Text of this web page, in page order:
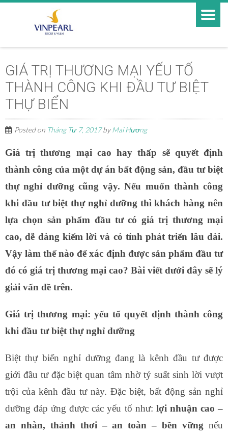
GIÁ TRỊ THƯƠNG MẠI YẾU TỐ
THÀNH CÔNG KHI ĐẦU TƯ BIỆT
THỰ BIỂN
Posted on Tháng Tư 7, 2017byMai Hương
Giá trị thương mại cao hay thấp sẽ quyết định
thành công của một dự án bất động sản, đầu tư biệt
thự nghỉ dưỡng cũng vậy. Nếu muốn thành công
khi đầu tư biệt thự nghỉ dưỡng thì khách hàng nên
lựa chọn sản phẩm đầu tư có giá trị thương mại
cao, dễ dàng kiếm lời và có tính phát triển lâu dài.
Vậy làm thế nào để xác định được sản phẩm đầu tư
đó có giá trị thương mại cao? Bài viết dưới đây sẽ lý
giải vấn đề trên.
Giá trị thương mại: yếu tố quyết định thành công
khi đầu tư biệt thự nghỉ dưỡng
Biệt thự biển nghỉ dưỡng đang là kênh đầu tư được
giới đầu tư đặc biệt quan tâm nhờ tỷ suất sinh lời vượt
trội của kênh đầu tư này. Đặc biệt, bất động sản nghỉ
dưỡng đáp ứng được các yếu tố như: lợi nhuận cao –
an nhàn, thảnh thơi – an toàn – bền vững nếu